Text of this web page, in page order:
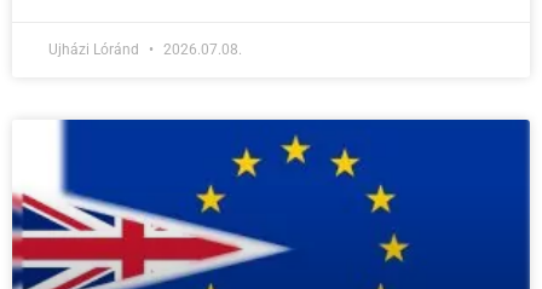
Ujházi Lóránd 2026.07.08.